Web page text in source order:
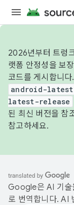
2026년부터 트렁
랫폼 안정성을 보
코드를 게시합니
android-
latest-release
된 최신 버전을 참
참고하세요.
Google은 AI 기술
로 번역합니다. AI